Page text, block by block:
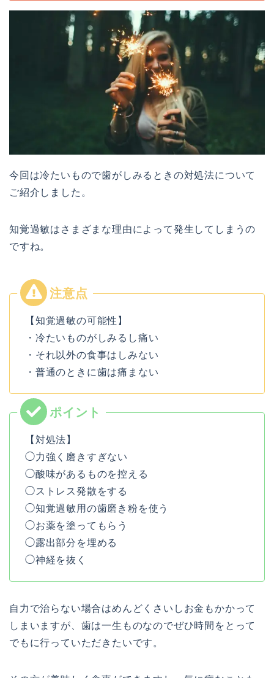
今回は冷たいもので歯がしみるときの対処法について
ご紹介しました。
知覚過敏はさまざまな理由によって発生してしまうの
ですね。
【知覚過敏の可能性】
・冷たいものがしみるし痛い
・それ以外の食事はしみない
・普通のときに歯は痛まない
【対処法】
◯力強く磨きすぎない
◯酸味があるものを控える
◯ストレス発散をする
◯知覚過敏用の歯磨き粉を使う
◯お薬を塗ってもらう
◯露出部分を埋める
◯神経を抜く
自力で治らない場合はめんどくさいしお金もかかって
しまいますが、歯は一生ものなのでぜひ時間をとって
でもに行っていただきたいです。